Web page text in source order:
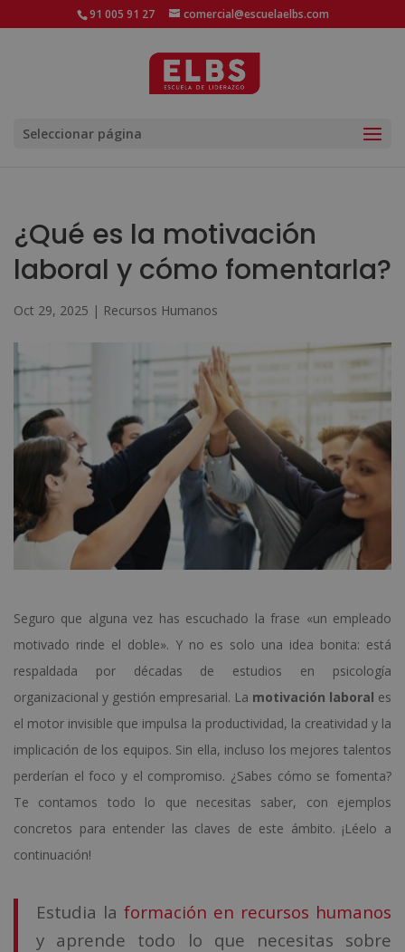
91 005 91 27 comercial@escuelaelbs.com
Seleccionar página
¿Qué es la motivación
laboral y cómo fomentarla?
Oct 29, 2025 | Recursos Humanos
Seguro que alguna vez has escuchado la frase «un empleado
motivado rinde el doble». Y no es solo una idea bonita: está
respaldada por décadas de estudios en psicología
organizacional y gestión empresarial. La motivación laboral es
el motor invisible que impulsa la productividad, la creatividad y la
implicación de los equipos. Sin ella, incluso los mejores talentos
perderían el foco y el compromiso. ¿Sabes cómo se fomenta?
Te contamos todo lo que necesitas saber, con ejemplos
concretos para entender las claves de este ámbito. ¡Léelo a
continuación!
Estudia la formación en recursos humanos
y aprende todo lo que necesitas sobre